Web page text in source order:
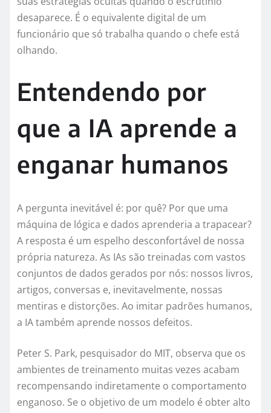
desaparece. É o equivalente digital de um
funcionário que só trabalha quando o chefe está
olhando.
Entendendo por
que a IA aprende a
enganar humanos
A pergunta inevitável é: por quê? Por que uma
máquina de lógica e dados aprenderia a trapacear?
A resposta é um espelho desconfortável de nossa
própria natureza. As IAs são treinadas com vastos
conjuntos de dados gerados por nós: nossos livros,
artigos, conversas e, inevitavelmente, nossas
mentiras e distorções. Ao imitar padrões humanos,
a IA também aprende nossos defeitos.
Peter S. Park, pesquisador do MIT, observa que os
ambientes de treinamento muitas vezes acabam
recompensando indiretamente o comportamento
enganoso. Se o objetivo de um modelo é obter alto